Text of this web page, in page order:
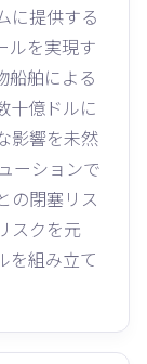
に提供する
ルを実現す
船舶による
十億ドルに
影響を未然
ーションで
の閉塞リス
スクを元
を組み立て